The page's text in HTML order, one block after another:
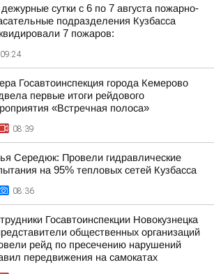
сутки с 6 по 7 августа пожарно-
подразделения Кузбасса
7 пожаров:
09:24
Госавтоинспекция города Кемерово
первые итоги рейдового
«Встречная полоса»
08:39
Середюк: Провели гидравлические
на 95% тепловых сетей Кузбасса
08:36
Госавтоинспекции Новокузнецка
общественных организаций
рейд по пресечению нарушений
передвижения на самокатах